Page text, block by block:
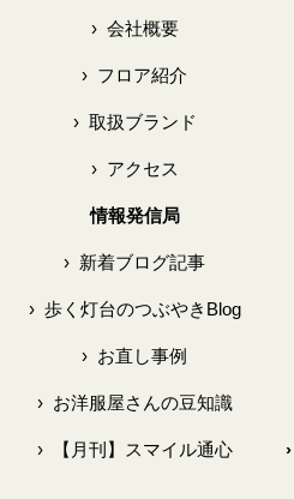
›会社概要
› フロア紹介
›取扱ブランド
›アクセス
情報発信局
› 新着ブログ記事
›歩く灯台のつぶやきBlog
› お直し事例
›お洋服屋さんの豆知識
›【月刊】スマイル通心 ›